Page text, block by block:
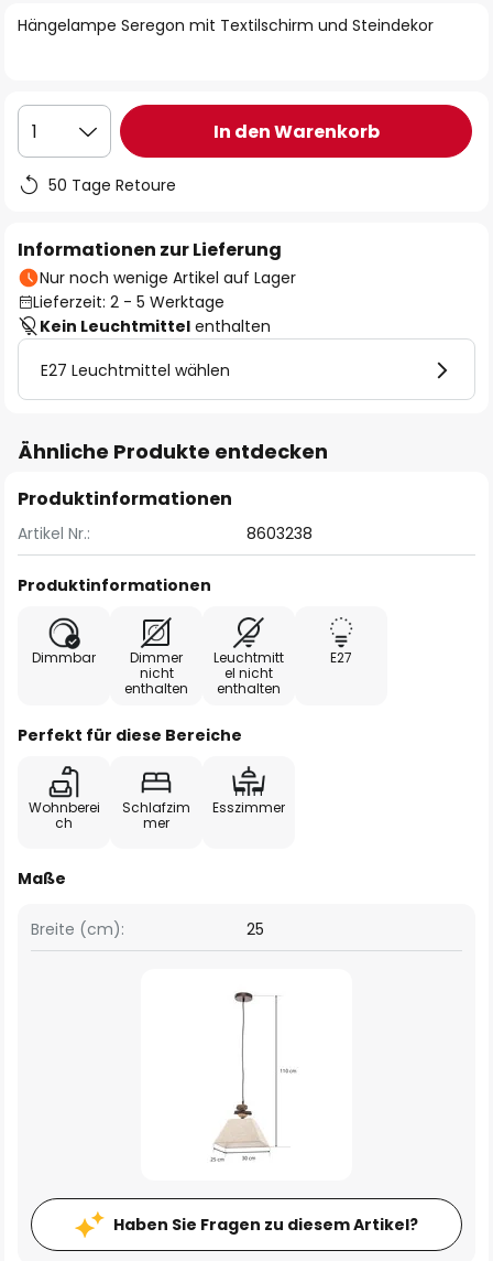
Hängelampe Seregon mit Textilschirm und Steindekor
1 In den Warenkorb
50 Tage Retoure
Informationen zur Lieferung
Nur noch wenige Artikel auf Lager
Lieferzeit: 2 - 5 Werktage
Kein Leuchtmittel enthalten
E27 Leuchtmittel wählen
Ähnliche Produkte entdecken
Produktinformationen
Artikel Nr.: 8603238
Produktinformationen
Dimmbar
Dimmer
nicht
enthalten
Leuchtmitt
el nicht
enthalten
E27
Perfekt für diese Bereiche
Wohnberei
ch
Schlafzim
mer
Esszimmer
Maße
Breite (cm): 25
Haben Sie Fragen zu diesem Artikel?